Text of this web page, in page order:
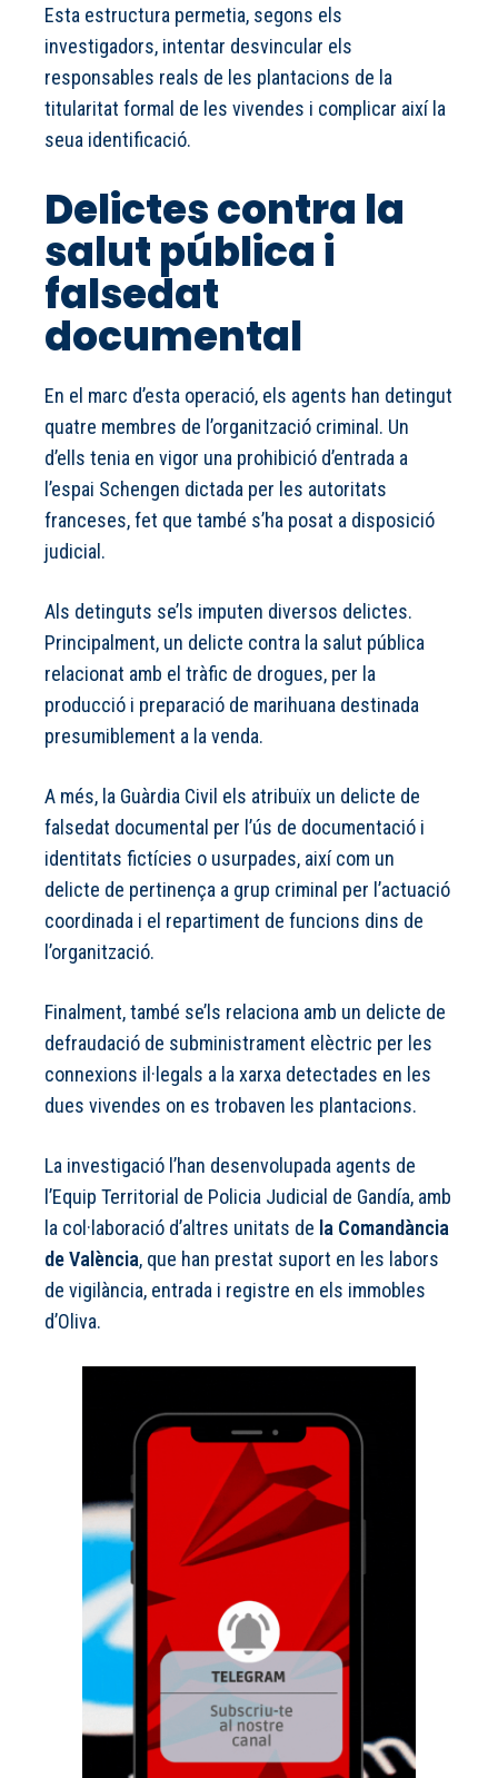
Esta estructura permetia, segons els
investigadors, intentar desvincular els
responsables reals de les plantacions de la
titularitat formal de les vivendes i complicar així la
seua identificació.
Delictes contra la
salut pública i
falsedat
documental
En el marc d’esta operació, els agents han detingut
quatre membres de l’organització criminal. Un
d’ells tenia en vigor una prohibició d’entrada a
l’espai Schengen dictada per les autoritats
franceses, fet que també s’ha posat a disposició
judicial.
Als detinguts se’ls imputen diversos delictes.
Principalment, un delicte contra la salut pública
relacionat amb el tràfic de drogues, per la
producció i preparació de marihuana destinada
presumiblement a la venda.
A més, la Guàrdia Civil els atribuïx un delicte de
falsedat documental per l’ús de documentació i
identitats fictícies o usurpades, així com un
delicte de pertinença a grup criminal per l’actuació
coordinada i el repartiment de funcions dins de
l’organització.
Finalment, també se’ls relaciona amb un delicte de
defraudació de subministrament elèctric per les
connexions il·legals a la xarxa detectades en les
dues vivendes on es trobaven les plantacions.
La investigació l’han desenvolupada agents de
l’Equip Territorial de Policia Judicial de Gandía, amb
la col·laboració d’altres unitats de la Comandància
de València, que han prestat suport en les labors
de vigilància, entrada i registre en els immobles
d’Oliva.